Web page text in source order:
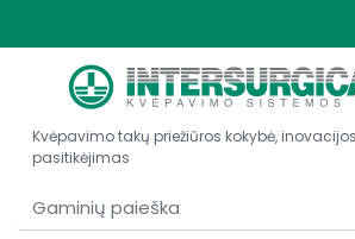
United Kingdom
United States
Kvėpavimo takų priežiūros kokybė,
pasitikėjimas